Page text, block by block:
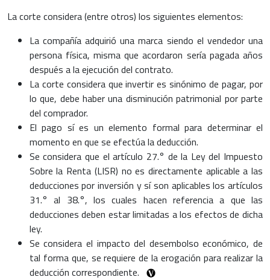
La corte considera (entre otros) los siguientes elementos:
La compañía adquirió una marca siendo el vendedor una
persona física, misma que acordaron sería pagada años
después a la ejecución del contrato.
La corte considera que invertir es sinónimo de pagar, por
lo que, debe haber una disminución patrimonial por parte
del comprador.
El pago sí es un elemento formal para determinar el
momento en que se efectúa la deducción.
Se considera que el artículo 27.° de la Ley del Impuesto
Sobre la Renta (LISR) no es directamente aplicable a las
deducciones por inversión y sí son aplicables los artículos
31.° al 38.°, los cuales hacen referencia a que las
deducciones deben estar limitadas a los efectos de dicha
ley.
Se considera el impacto del desembolso económico, de
tal forma que, se requiere de la erogación para realizar la
deducción correspondiente.